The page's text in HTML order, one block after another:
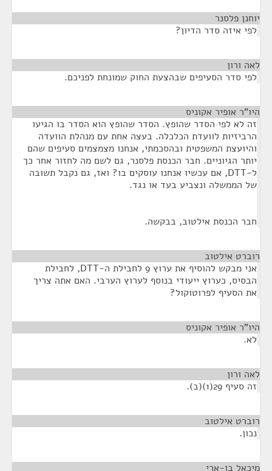
יוחנן פלסנר
לפי איזה סדר הדיון?
לאה ורון
לפי סדר הסעיפים שבהצעת החוק שמונחת לפניכם.
היו"ר אופיר אקוניס
זה לא לפי הסדר שהופץ. הסדר שהופץ הוא הסדר בו הגיעו
הרביזיות לוועדת הכלכלה. בעצה אחת עם מנהלת הוועדה
והיועצת המשפטית ובהסכמתי, אנחנו מצמצמים סעיפים שהם
יותר הגיוניים. חבר הכנסת פלסנר, גם לשם מה לחזור אחר כך
ל-DTT, אם עכשיו אנחנו עוסקים בו? ואז, גם נקבל תשובה
של הממשלה ונצביע בעד או נגד.
חבר הכנסת אילטוב, בבקשה.
רוברט אילטוב
אני מבקש להוסיף את ערוץ 9 לחבילת ה-DTT, לחבילת
הבסיס, כערוץ ייעודי בנוסף לערוץ הערבי. האם אתה צריך
את הסעיף לפרוטוקול?
היו"ר אופיר אקוניס
לא.
לאה ורון
זה סעיף 29(1)(ב).
רוברט אילטוב
נכון.
מיכאל בן-ארי